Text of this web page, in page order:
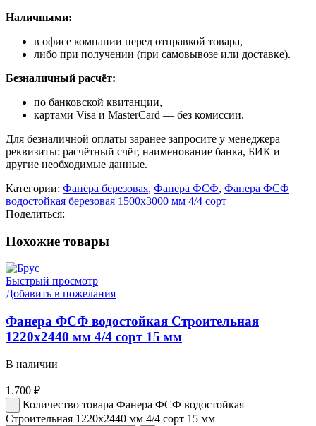
Наличными:
в офисе компании перед отправкой товара,
либо при получении (при самовывозе или доставке).
Безналичный расчёт:
по банковской квитанции,
картами Visa и MasterCard — без комиссии.
Для безналичной оплаты заранее запросите у менеджера
реквизиты: расчётный счёт, наименование банка, БИК и
другие необходимые данные.
Категории: Фанера березовая, Фанера ФСФ, Фанера ФСФ
водостойкая березовая 1500х3000 мм 4/4 сорт
Поделиться:
Похожие товары
Быстрый просмотр
Добавить в пожелания
Фанера ФСФ водостойкая Строительная
1220х2440 мм 4/4 сорт 15 мм
В наличии
1.700 ₽
Количество товара Фанера ФСФ водостойкая
Строительная 1220х2440 мм 4/4 сорт 15 мм